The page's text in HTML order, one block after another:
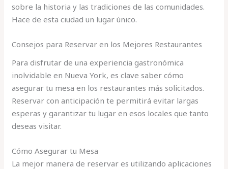
sobre la historia y las tradiciones de las comunidades.
Hace de esta ciudad un lugar único.
Consejos para Reservar en los Mejores Restaurantes
Para disfrutar de una experiencia gastronómica
inolvidable en Nueva York, es clave saber cómo
asegurar tu mesa en los restaurantes más solicitados.
Reservar con anticipación te permitirá evitar largas
esperas y garantizar tu lugar en esos locales que tanto
deseas visitar.
Cómo Asegurar tu Mesa
La mejor manera de reservar es utilizando aplicaciones